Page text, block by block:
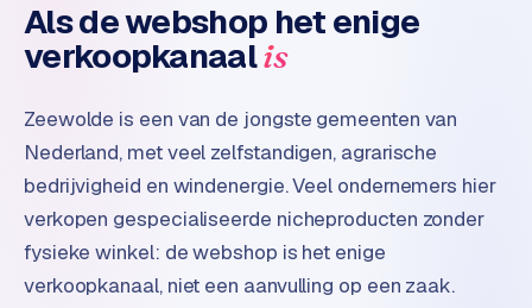
n
d
s
t
r
e
e
n
Als de webshop het enige
verkoopkanaalis
Zeewolde is een van de jongste gemeenten van
Nederland, met veel zelfstandigen, agrarische
bedrijvigheid en windenergie. Veel ondernemers hier
verkopen gespecialiseerde nicheproducten zonder
fysieke winkel: de webshop is het enige
verkoopkanaal, niet een aanvulling op een zaak.